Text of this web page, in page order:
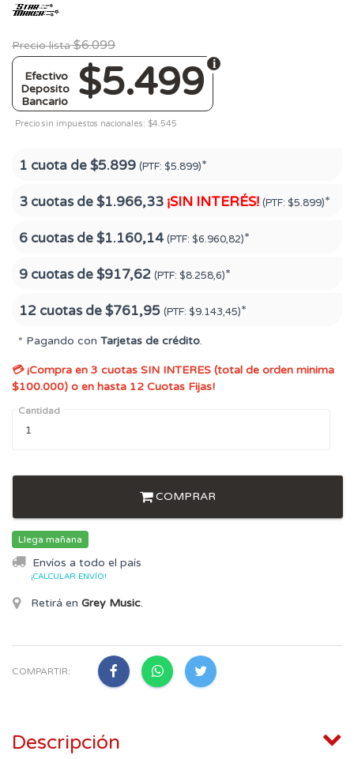
Precio lista $6.099
$5.499
Efectivo
Deposito
Bancario
Precio sin impuestos nacionales: $4.545
1 cuota de$5.899 (PTF: $5.899)*
3 cuotas de$1.966,33 ¡SIN INTERÉS! (PTF: $5.899)*
6 cuotas de$1.160,14 (PTF: $6.960,82)*
9 cuotas de$917,62 (PTF: $8.258,6)*
12 cuotas de$761,95 (PTF: $9.143,45)*
* Pagando con Tarjetas de crédito.
💳 ¡Compra en 3 cuotas SIN INTERES (total de orden minima
$100.000) o en hasta 12 Cuotas Fijas!
Cantidad
COMPRAR
Llega mañana
Envíos a todo el país
¡CALCULAR ENVÍO!
Retirá en Grey Music.
COMPARTIR:
Descripción